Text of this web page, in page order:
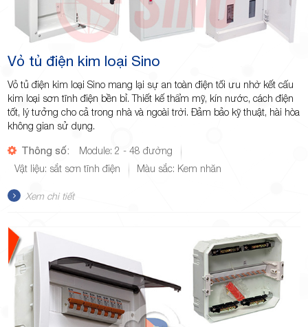
Vỏ tủ điện kim loại Sino
Vỏ tủ điện kim loại Sino mang lại sự an toàn điện tối ưu nhờ kết cấu
kim loại sơn tĩnh điện bền bỉ. Thiết kế thẩm mỹ, kín nước, cách điện
tốt, lý tưởng cho cả trong nhà và ngoài trời. Đảm bảo kỹ thuật, hài hòa
không gian sử dụng.
Thông số:
Module: 2 - 48 đường
Vật liệu: sắt sơn tĩnh điện
Màu sắc: Kem nhăn
Xem chi tiết